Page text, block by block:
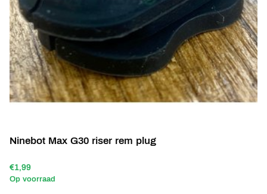
Ninebot Max G30 riser rem plug
€1,99
Op voorraad